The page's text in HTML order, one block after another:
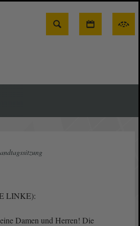
Suche
LINKE):
Damen und Herren! Die